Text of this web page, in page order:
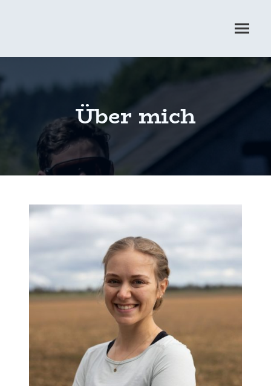
Über mich